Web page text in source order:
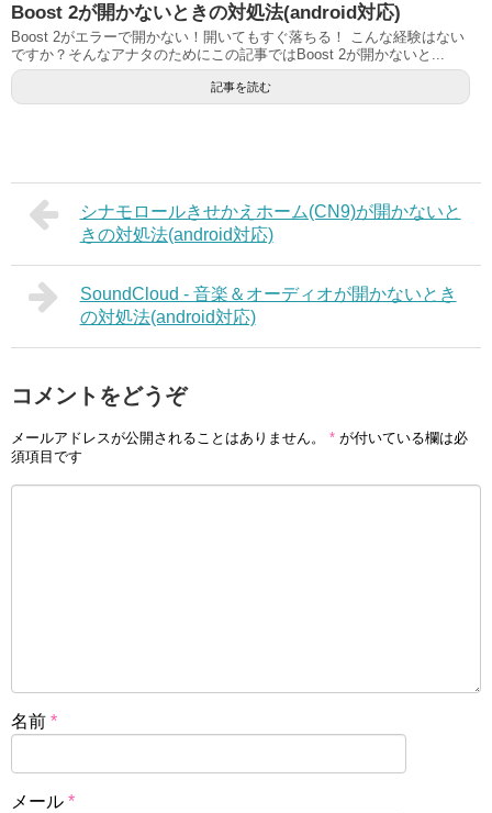
Boost 2が開かないときの対処法(android対応)
Boost 2がエラーで開かない！開いてもすぐ落ちる！ こんな経験はない
ですか？そんなアナタのためにこの記事ではBoost 2が開かないと...
記事を読む
シナモロールきせかえホーム(CN9)が開かないと
きの対処法(android対応)
SoundCloud - 音楽＆オーディオが開かないとき
の対処法(android対応)
コメントをどうぞ
メールアドレスが公開されることはありません。 * が付いている欄は必
須項目です
名前 *
メール *